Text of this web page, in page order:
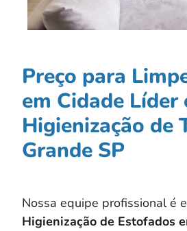
Preço para
em Cidade Líder
Higienização de
Grande SP
Nossa equipe profissional é
Higienização de Estofados